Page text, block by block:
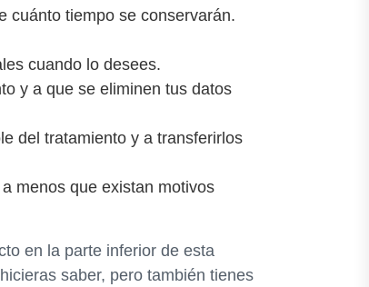
cuánto tiempo se conservarán.
cuando lo desees.
y a que se eliminen tus datos
del tratamiento y a transferirlos
menos que existan motivos
en la parte inferior de esta
saber, pero también tienes